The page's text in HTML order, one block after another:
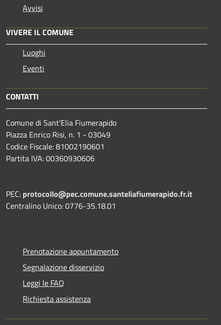
Avvisi
VIVERE IL COMUNE
Luoghi
Eventi
CONTATTI
Comune di Sant'Elia Fiumerapido
Piazza Enrico Risi, n. 1 - 03049
Codice Fiscale: 81002190601
Partita IVA: 00360930606
PEC: protocollo@pec.comune.santeliafiumerapido.fr.it
Centralino Unico: 0776-35.18.01
Prenotazione appuntamento
Segnalazione disservizio
Leggi le FAQ
Richiesta assistenza